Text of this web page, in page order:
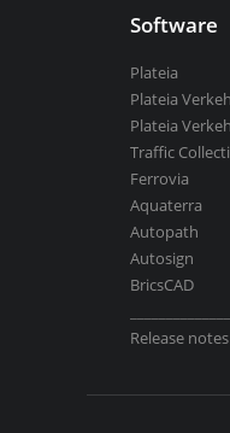
Software
Plateia
Plateia
Plateia
Traffic
Ferrovia
Aquaterra
Autopath
Autosign
BricsCAD
Release